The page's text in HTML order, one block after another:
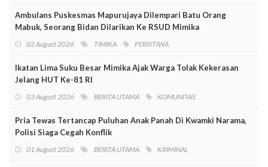
Ambulans Puskesmas Mapurujaya Dilempari Batu Orang
Mabuk, Seorang Bidan Dilarikan Ke RSUD Mimika
02 August 2026 TIMIKA PERISTIWA
Ikatan Lima Suku Besar Mimika Ajak Warga Tolak Kekerasan
Jelang HUT Ke-81 RI
03 August 2026 BERITA UTAMA KOMUNITAS
Pria Tewas Tertancap Puluhan Anak Panah Di Kwamki Narama,
Polisi Siaga Cegah Konflik
01 August 2026 BERITA UTAMA KRIMINAL